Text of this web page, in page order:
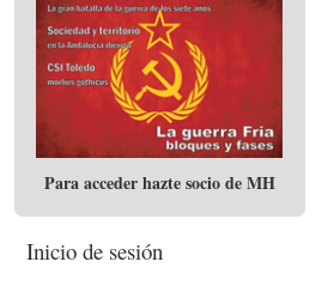
Para acceder hazte socio de MH
Inicio de sesión